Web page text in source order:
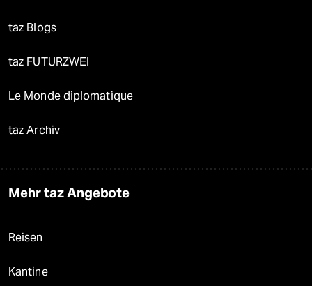
taz Blogs
taz FUTURZWEI
Le Monde diplomatique
taz Archiv
Mehr taz Angebote
Reisen
Kantine